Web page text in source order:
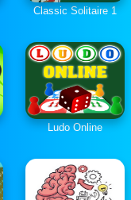
Classic Solitaire 1
Ludo Online